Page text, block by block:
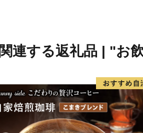
関連する返礼品 | "お